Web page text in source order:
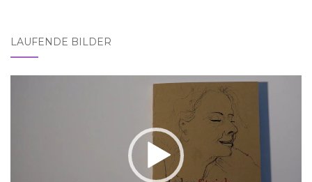
LAUFENDE BILDER